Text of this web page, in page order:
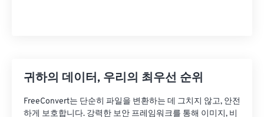
귀하의 데이터, 우리의 최우선 순위
FreeConvert는 단순히 파일을 변환하는 데 그치지 않고, 안전
하게 보호합니다. 강력한 보안 프레임워크를 통해 이미지, 비